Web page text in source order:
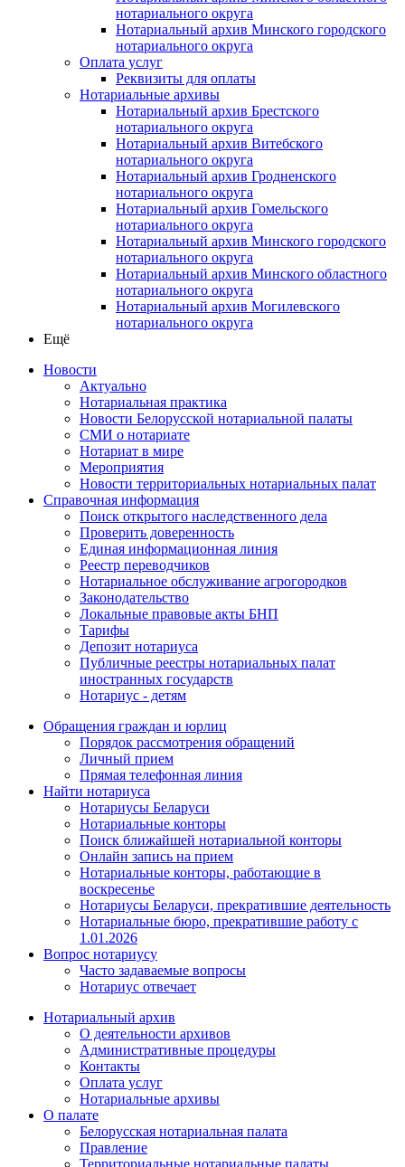
нотариального округа
Нотариальный архив Минского городского
нотариального округа
Оплата услуг
Реквизиты для оплаты
Нотариальные архивы
Нотариальный архив Брестского
нотариального округа
Нотариальный архив Витебского
нотариального округа
Нотариальный архив Гродненского
нотариального округа
Нотариальный архив Гомельского
нотариального округа
Нотариальный архив Минского городского
нотариального округа
Нотариальный архив Минского областного
нотариального округа
Нотариальный архив Могилевского
нотариального округа
Ещё
Новости
Актуально
Нотариальная практика
Новости Белорусской нотариальной палаты
СМИ о нотариате
Нотариат в мире
Мероприятия
Новости территориальных нотариальных палат
Справочная информация
Поиск открытого наследственного дела
Проверить доверенность
Единая информационная линия
Реестр переводчиков
Нотариальное обслуживание агрогородков
Законодательство
Локальные правовые акты БНП
Тарифы
Депозит нотариуса
Публичные реестры нотариальных палат
иностранных государств
Нотариус - детям
Обращения граждан и юрлиц
Порядок рассмотрения обращений
Личный прием
Прямая телефонная линия
Найти нотариуса
Нотариусы Беларуси
Нотариальные конторы
Поиск ближайшей нотариальной конторы
Онлайн запись на прием
Нотариальные конторы, работающие в
воскресенье
Нотариусы Беларуси, прекратившие деятельность
Нотариальные бюро, прекратившие работу с
1.01.2026
Вопрос нотариусу
Часто задаваемые вопросы
Нотариус отвечает
Нотариальный архив
О деятельности архивов
Административные процедуры
Контакты
Оплата услуг
Нотариальные архивы
О палате
Белорусская нотариальная палата
Правление
Территориальные нотариальные палаты